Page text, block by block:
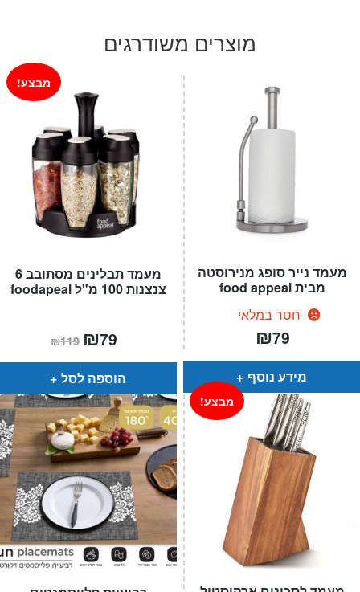
מוצרים משודרגים
מעמד תבלינים מסתובב 6
צנצנות 100 מ"ל foodapeal
מבצע!
₪119 המחיר
המקורי
היה:
₪119.
₪79
הוא:
הוספה לסל
מעמד נייר סופג מנירוסטה
מבית food appeal
חסר במלאי
₪79
מידע נוסף
מבצע!